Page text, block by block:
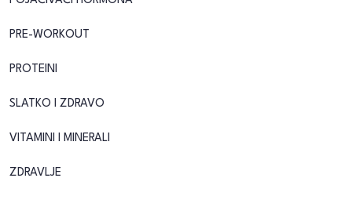
PRE-WORKOUT
PROTEINI
SLATKO I ZDRAVO
VITAMINI I MINERALI
ZDRAVLJE